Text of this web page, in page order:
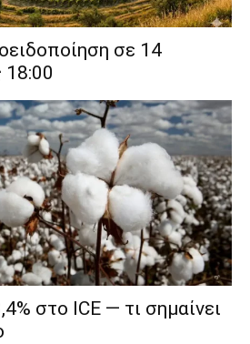
σε 14
18:00
στο ICE — τι σημαίνει